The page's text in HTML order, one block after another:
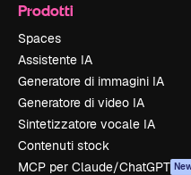
Prodotti
Spaces
Assistente IA
Generatore di immagini IA
Generatore di video IA
Sintetizzatore vocale IA
Contenuti stock
MCP per Claude/ChatGPT